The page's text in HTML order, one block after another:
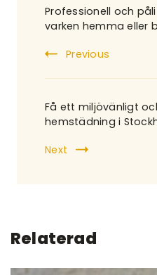
Navigation
Professionell och
varken hemma eller
Previous
Få ett miljövänligt
hemstädning i
Next
Relaterad